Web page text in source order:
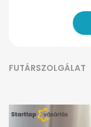
FUTÁRSZOLGÁLAT